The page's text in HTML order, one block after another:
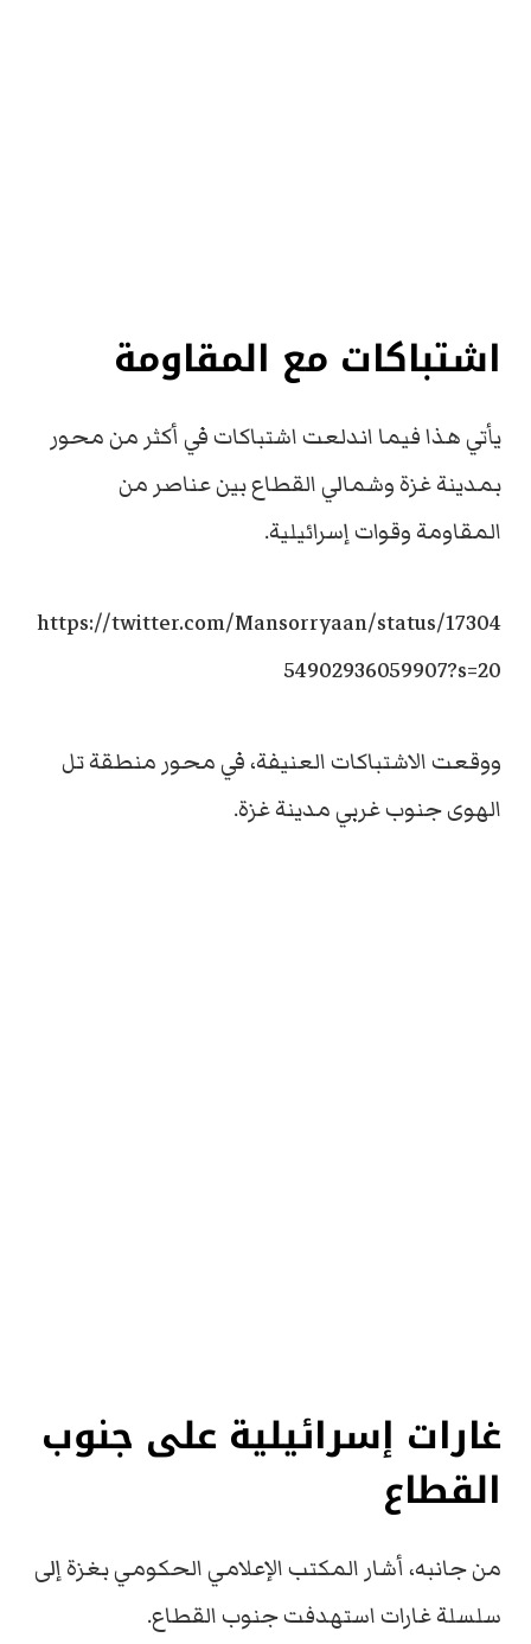
اشتباكات مع المقاومة
يأتي هذا فيما اندلعت اشتباكات في أكثر من محور
بمدينة غزة وشمالي القطاع بين عناصر من
المقاومة وقوات إسرائيلية.
https://twitter.com/Mansorryaan/status/17304
54902936059907?s=20
ووقعت الاشتباكات العنيفة، في محور منطقة تل
الهوى جنوب غربي مدينة غزة.
غارات إسرائيلية على جنوب
القطاع
من جانبه، أشار المكتب الإعلامي الحكومي بغزة إلى
سلسلة غارات استهدفت جنوب القطاع.